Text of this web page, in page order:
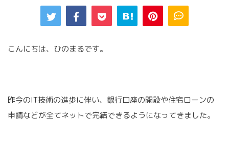
こんにちは、ひのまるです。
昨今のIT技術の進歩に伴い、銀行口座の開設や住宅ローンの
申請などが全てネットで完結できるようになってきました。